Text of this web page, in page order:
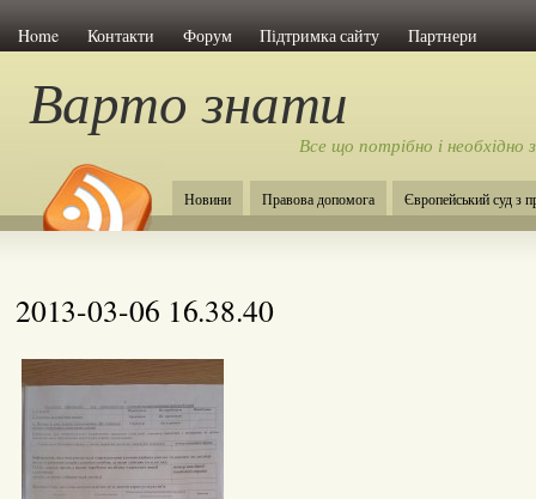
Home Контакти Форум Підтримка сайту Партнери
Варто знати
Все що потрібно і
Новини Правова допомога Європейський суд з
2013-03-06 16.38.40